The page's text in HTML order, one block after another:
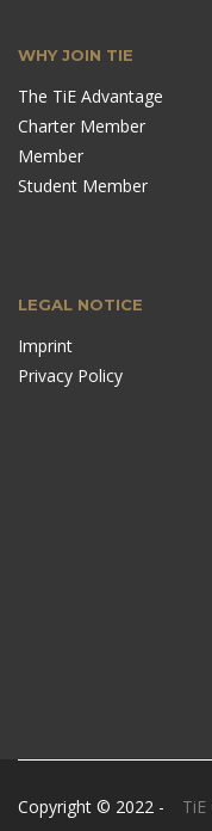
WHY JOIN TIE
The TiE Advantage
Charter Member
Member
Student Member
LEGAL NOTICE
Imprint
Privacy Policy
Copyright © 2022 -
TiE